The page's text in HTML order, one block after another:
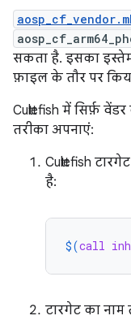
सकता है. इसका
फ़ाइल के तौर पर
Cuttlefish में सिर्फ़
तरीका अपनाएं:
Cuttlefish
है:
$(call
टारगेट का